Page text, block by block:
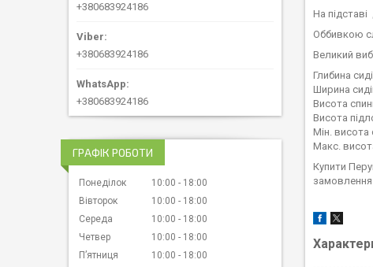
На підставі
Оббивкою
Великий
Глибина
Ширина
Висота
Висота
Мін. висота
Макс.
Купити
замовлення
+380683924186
+380683924186
+380683924186
ГРАФІК РОБОТИ
Понеділок 10:00
18:00
Вівторок
10:00
18:00
Середа
10:00
18:00
Четвер
10:00
18:00
Пʼятниця
10:00
18:00